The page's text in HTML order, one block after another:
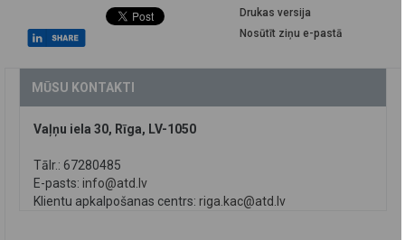
Drukas versija
Nosūtīt ziņu e-pastā
MŪSU KONTAKTI
Vaļņu iela 30, Rīga, LV-1050
Tālr.: 67280485
E-pasts: info@atd.lv
Klientu apkalpošanas centrs: riga.kac@atd.lv